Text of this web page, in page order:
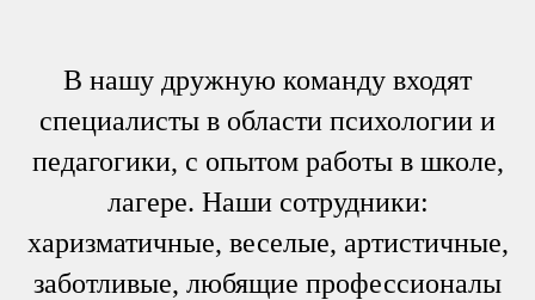
В нашу дружную команду входят
специалисты в области психологии и
педагогики, с опытом работы в школе,
лагере. Наши сотрудники:
харизматичные, веселые, артистичные,
заботливые, любящие профессионалы